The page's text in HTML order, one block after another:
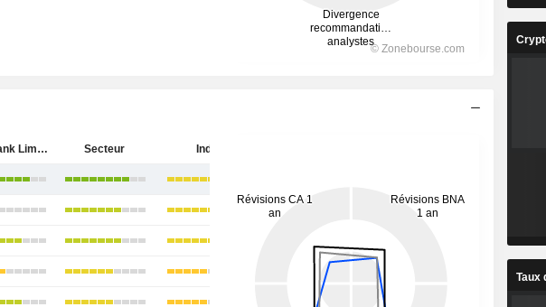
ICICI Bank Limited Secteur Inde
Taux